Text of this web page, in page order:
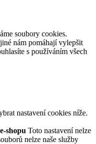
soubory cookies.
nám pomáhají vylepšit
s používáním všech
nastavení cookies níže.
shopu Toto nastavení nelze
nelze naše služby